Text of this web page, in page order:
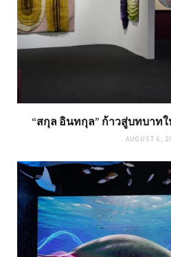
“สกุล อินทกุล” ก้าวสู่บทบาท
AUGUST 6,